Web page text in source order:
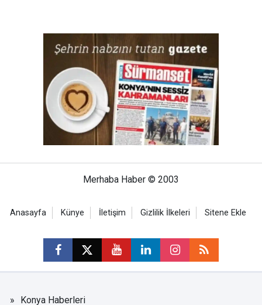
Merhaba Haber © 2003
Anasayfa Künye İletişim Gizlilik İlkeleri Sitene Ekle
Konya Haberleri